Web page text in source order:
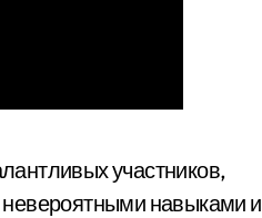
участников,
навыками и